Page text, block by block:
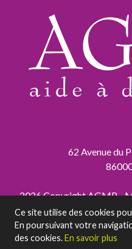
Ce site utilise des cookies
En poursuivant votre
des cookies.En savoir plus
62 Avenue du
2026 Copyright AGMP -